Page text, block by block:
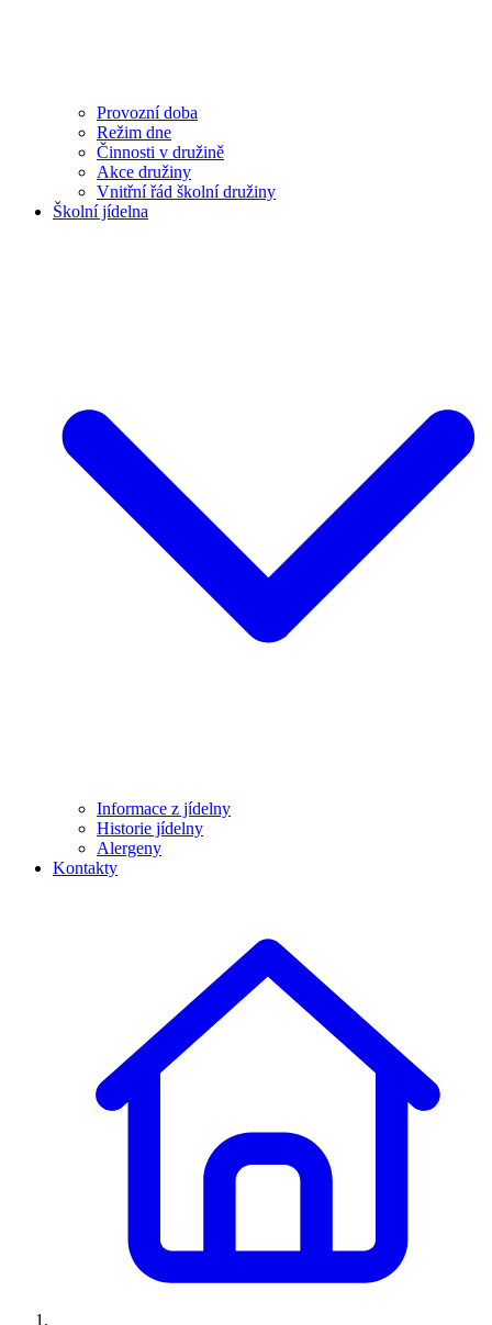
Provozní doba
Režim dne
Činnosti v družině
Akce družiny
Vnitřní řád školní družiny
Školní jídelna
Informace z jídelny
Historie jídelny
Alergeny
Kontakty